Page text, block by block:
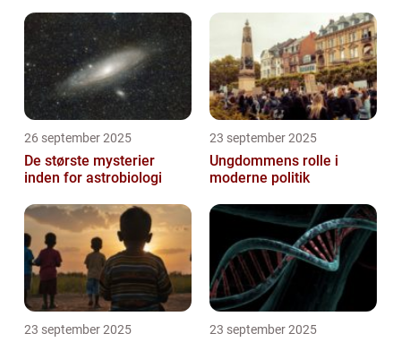
26 september 2025
De største mysterier
inden for astrobiologi
23 september 2025
Ungdommens rolle i
moderne politik
23 september 2025 23 september 2025